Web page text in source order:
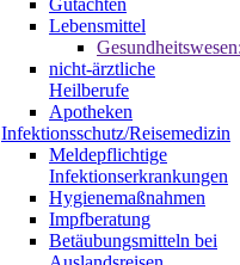
Gutachten
Lebensmittel
nicht-ärztliche
Heilberufe
Apotheken
Infektionsschutz/Reisemedizin
Meldepflichtige
Infektionserkrankungen
Hygienemaßnahmen
Impfberatung
Betäubungsmitteln bei